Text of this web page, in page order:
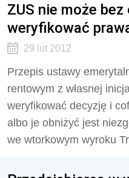
ZUS nie może
weryfikować
29 lut 2012
Przepis ustawy
rentowym z własnej
weryfikować decyzję i
albo je obniżyć jest
we wtorkowym wyroku